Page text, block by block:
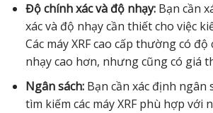
Độ chính xác và độ nhạy:Bạn cần
xác và độ nhạy cần thiết cho việc
Các máy XRF cao cấp thường có độ
nhạy cao hơn, nhưng cũng có giá
Ngân sách:Bạn cần xác định ngân
tìm kiếm các máy XRF phù hợp với